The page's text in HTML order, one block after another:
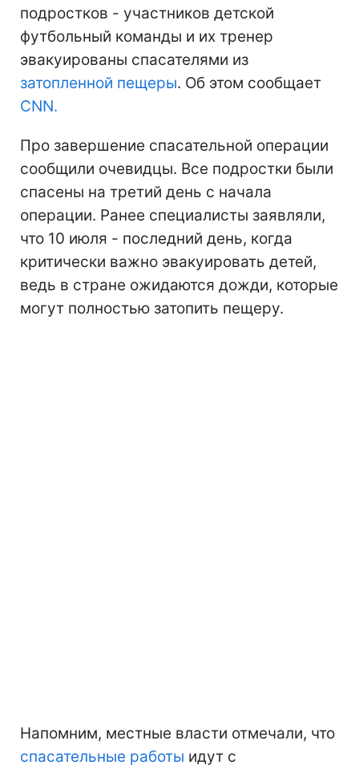
подростков - участников детской
футбольный команды и их тренер
эвакуированы спасателями из
затопленной пещеры. Об этом сообщает
СNN.
Про завершение спасательной операции
сообщили очевидцы. Все подростки были
спасены на третий день с начала
операции. Ранее специалисты заявляли,
что 10 июля - последний день, когда
критически важно эвакуировать детей,
ведь в стране ожидаются дожди, которые
могут полностью затопить пещеру.
Напомним, местные власти отмечали, что
спасательные работы идут с